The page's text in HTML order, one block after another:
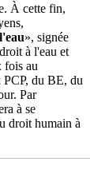
À cette fin,
», signée
à l'eau et
fois au
PCP, du BE, du
Par
à se
droit humain à